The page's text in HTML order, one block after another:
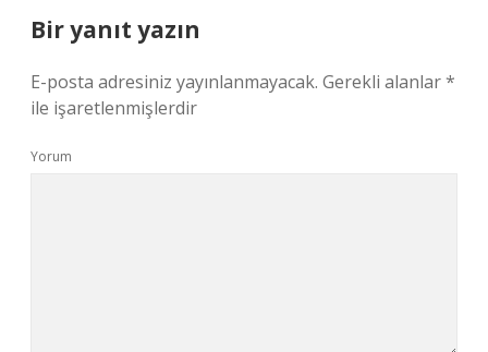
Bir yanıt yazın
E-posta adresiniz yayınlanmayacak. Gerekli alanlar*
ile işaretlenmişlerdir
Yorum